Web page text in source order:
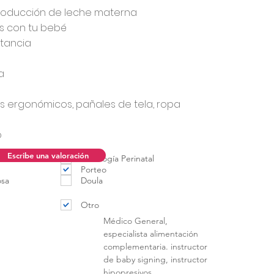
de leche materna
con tu bebé
ergonómicos, pañales de tela, ropa
Psicología Perinatal
Porteo
Doula
Otro
Médico General,
especialista alimentación
complementaria. instructor
de baby signing, instructor
Escribe una valoración